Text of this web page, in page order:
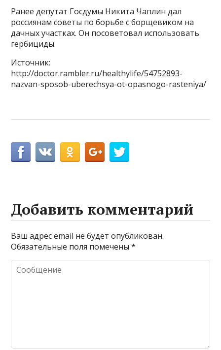
Ранее депутат Госдумы Никита Чаплин дал
россиянам советы по борьбе с борщевиком на
дачных участках. Он посоветовал использовать
гербициды.
Источник:
http://doctor.rambler.ru/healthylife/54752893-
nazvan-sposob-uberechsya-ot-opasnogo-rasteniya/
Добавить комментарий
Ваш адрес email не будет опубликован.
Обязательные поля помечены*